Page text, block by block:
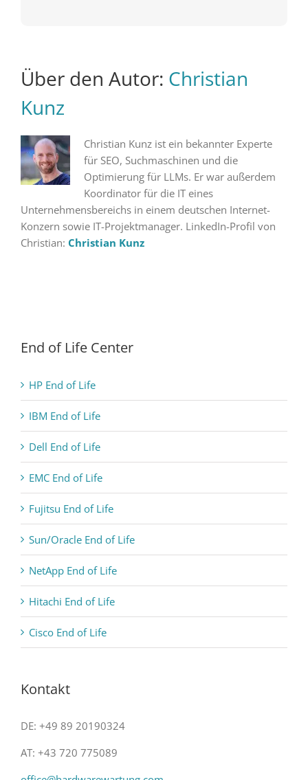
Über den Autor: Christian
Kunz
Christian Kunz ist ein bekannter Experte
für SEO, Suchmaschinen und die
Optimierung für LLMs. Er war außerdem
Koordinator für die IT eines
Unternehmensbereichs in einem deutschen Internet-
Konzern sowie IT-Projektmanager. LinkedIn-Profil von
Christian: Christian Kunz
End of Life Center
HP End of Life
IBM End of Life
Dell End of Life
EMC End of Life
Fujitsu End of Life
Sun/Oracle End of Life
NetApp End of Life
Hitachi End of Life
Cisco End of Life
Kontakt
DE: +49 89 20190324
AT: +43 720 775089